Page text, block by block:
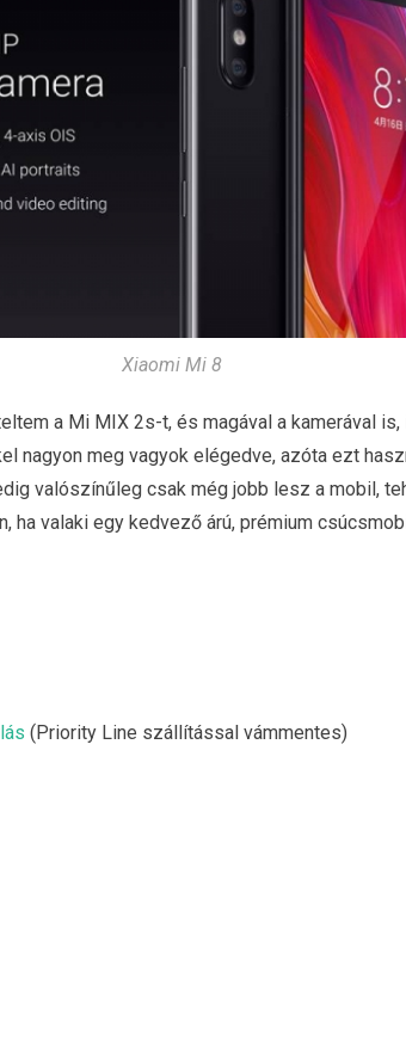
Xiaomi Mi 8
a Mi MIX 2s-t, és magával a kamerával
nagyon meg vagyok elégedve, azóta ezt
valószínűleg csak még jobb lesz a mobil,
ha valaki egy kedvező árú, prémium
(Priority Line szállítással vámmentes)